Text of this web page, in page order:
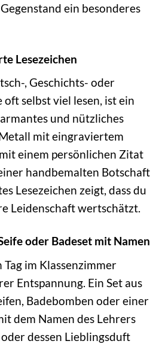
ein besonderes
Lesezeichen
, Geschichts- oder
selbst viel lesen, ist ein
und nützliches
mit eingraviertem
einem persönlichen Zitat
handbemalten Botschaft
Lesezeichen zeigt, dass du
Leidenschaft wertschätzt.
oder Badeset mit Namen
Tag im Klassenzimmer
Entspannung. Ein Set aus
Badebomben oder einer
dem Namen des Lehrers
dessen Lieblingsduft